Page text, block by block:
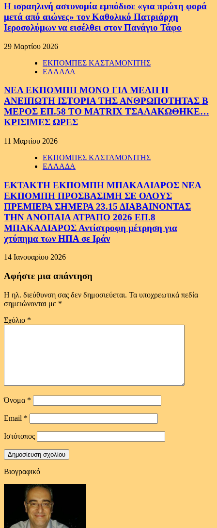
Η ισραηλινή αστυνομία εμπόδισε «για πρώτη φορά
μετά από αιώνες» τον Καθολικό Πατριάρχη
Ιεροσολύμων να εισέλθει στον Πανάγιο Τάφο
29 Μαρτίου 2026
ΕΚΠΟΜΠΕΣ ΚΑΣΤΑΜΟΝΙΤΗΣ
ΕΛΛΑΔΑ
ΝΕΑ ΕΚΠΟΜΠΗ ΜΟΝΟ ΓΙΑ ΜΕΛΗ Η
ΑΝΕΙΠΩΤΗ ΙΣΤΟΡΙΑ ΤΗΣ ΑΝΘΡΩΠΟΤΗΤΑΣ Β
ΜΕΡΟΣ ΕΠ.58 ΤΟ MATRIX ΤΣΑΛΑΚΩΘΗΚΕ…
ΚΡΙΣΙΜΕΣ ΩΡΕΣ
11 Μαρτίου 2026
ΕΚΠΟΜΠΕΣ ΚΑΣΤΑΜΟΝΙΤΗΣ
ΕΛΛΑΔΑ
ΕΚΤΑΚΤΗ ΕΚΠΟΜΠΗ ΜΠΑΚΑΛΙΑΡΟΣ ΝΕΑ
ΕΚΠΟΜΠΗ ΠΡΟΣΒΑΣΙΜΗ ΣΕ ΟΛΟΥΣ
ΠΡΕΜΙΕΡΑ ΣΗΜΕΡΑ 23.15 ΔΙΑΒΑΙΝΟΝΤΑΣ
ΤΗΝ ΑΝΟΠΑΙΑ ΑΤΡΑΠΟ 2026 ΕΠ.8
ΜΠΑΚΑΛΙΑΡΟΣ Αντίστροφη μέτρηση για
χτύπημα των ΗΠΑ σε Ιράν
14 Ιανουαρίου 2026
Αφήστε μια απάντηση
Η ηλ. διεύθυνση σας δεν δημοσιεύεται. Τα υποχρεωτικά πεδία
σημειώνονται με *
Σχόλιο *
Όνομα *
Email *
Ιστότοπος
Βιογραφικό